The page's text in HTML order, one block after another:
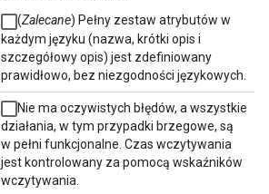
(Zalecane) Pełny zestaw atrybutów w
każdym języku (nazwa, krótki opis i
szczegółowy opis) jest zdefiniowany
prawidłowo, bez niezgodności językowych.
Nie ma oczywistych błędów, a wszystkie
działania, w tym przypadki brzegowe, są
w pełni funkcjonalne. Czas wczytywania
jest kontrolowany za pomocą wskaźników
wczytywania.